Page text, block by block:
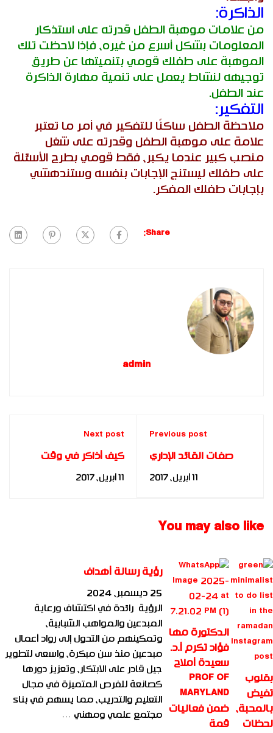
الذاكرة:
من علامات موهبة الطفل قدرته على استذكار
المعلومات بشكل أسرع من غيره، فإذا لاحظت تلك
الموهبة على طفلك قومي بتنميتها عن طريق
توجيهه لنشاط يعمل على تنمية مهارة الذاكرة
عند الطفل.
التفكير:
ملاحظة الطفل ساكنًا للتفكير في أمر ما تعتبر
علامة على موهبة الطفل وقدرته على شغل
منصب كبير عندما يكبر، فقط قومي بطرح الأسئلة
على طفلك ليستنج الإجابات بنفسه وستندهشي
بإجابات طفلك المفكر.
Share:
admin
Previous post
صفات القائد الإداري
الناجح – د. مها فؤاد
11 أبريل، 2017
Next post
كيف أذاكر في وقت
قصير – د. مها فؤاد
11 أبريل، 2017
You may also like
بقلوب
تفيض
بالمحبة،
لحظات
الدكتورة مها
فؤاد تكرم أ.د.
سعيدة أملاح
PROF OF
MARYLAND
ضمن فعاليات
قمة
رؤية رسالة أهداف
25 ديسمبر، 2024
الرؤية رائدة في اكتشاف ورعاية
المبدعين والمواهب الشبابية،
وتمكينهم من التحول إلى رواد أعمال
مبدعين منذ سن مبكرة، واسعى لتطوير
جيل قادر على الابتكار، وتعزيز دورها
كصانعة للفرص المتميزة في مجال
التعليم والتدريب، مما يسهم في بناء
مجتمع علمي ومهني …